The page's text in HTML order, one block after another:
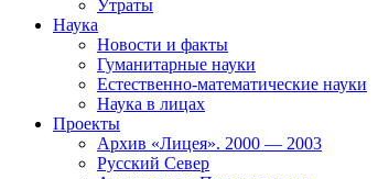
Утраты
Наука
Новости и факты
Гуманитарные науки
Естественно-математические науки
Наука в лицах
Проекты
Архив «Лицея». 2000 — 2003
Русский Север